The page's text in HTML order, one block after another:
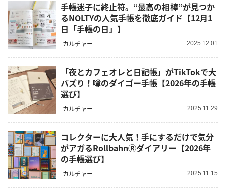
手帳迷子に終止符。“最高の相棒”が見つか
るNOLTYの人気手帳を徹底ガイド【12月1
日「手帳の日」】
カルチャー 2025.12.01
「夜とカフェオレと日記帳」がTikTokで大
バズり！噂のダイゴー手帳【2026年の手帳
選び】
カルチャー 2025.11.29
コレクターに大人気！手にするだけで気分
がアガるRollbahnⓇダイアリー【2026年
の手帳選び】
カルチャー 2025.11.15